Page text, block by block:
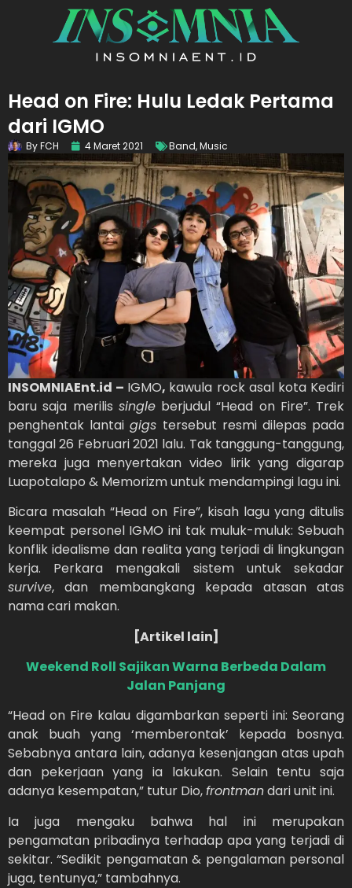
Head on Fire: Hulu Ledak Pertama
dari IGMO
ByFCH 4 Maret 2021 Band,Music
INSOMNIAEnt.id – IGMO, kawula rock asal kota Kediri
baru saja merilis singleberjudul “Head on Fire”. Trek
penghentak lantaigigs tersebut resmi dilepas pada
tanggal 26 Februari 2021 lalu. Tak tanggung-tanggung,
mereka juga menyertakan video lirik yang digarap
Luapotalapo & Memorizm untuk mendampingi lagu ini.
Bicara masalah “Head on Fire”, kisah lagu yang ditulis
keempat personel IGMO ini tak muluk-muluk: Sebuah
konflik idealisme dan realita yang terjadi di lingkungan
kerja. Perkara mengakali sistem untuk sekadar
survive, dan membangkang kepada atasan atas
nama cari makan.
[Artikel lain]
Weekend Roll Sajikan Warna Berbeda Dalam
Jalan Panjang
“Head on Fire kalau digambarkan seperti ini: Seorang
anak buah yang ‘memberontak’ kepada bosnya.
Sebabnya antara lain, adanya kesenjangan atas upah
dan pekerjaan yang ia lakukan. Selain tentu saja
adanya kesempatan,” tutur Dio,frontmandari unit ini.
Ia juga mengaku bahwa hal ini merupakan
pengamatan pribadinya terhadap apa yang terjadi di
sekitar. “Sedikit pengamatan & pengalaman personal
juga, tentunya,” tambahnya.